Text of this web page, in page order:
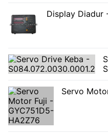
Display Diadur
Servo